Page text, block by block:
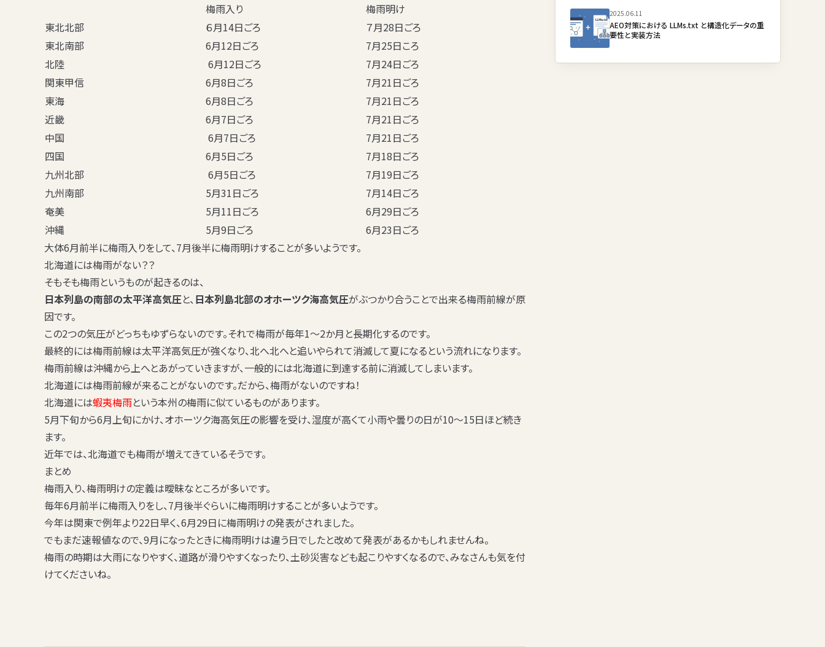
梅雨入り
梅雨明け
東北北部
６月14日ごろ
７月28日ごろ
東北南部
6月12日ごろ
7月25日ころ
北陸
6月12日ごろ
7月24日ごろ
関東甲信
6月8日ごろ
7月21日ごろ
東海
6月8日ごろ
7月21日ごろ
近畿
6月7日ごろ
7月21日ごろ
中国
6月7日ごろ
7月21日ごろ
四国
6月5日ごろ
7月18日ごろ
九州北部
6月5日ごろ
7月19日ごろ
九州南部
5月31日ごろ
7月14日ごろ
奄美
5月11日ごろ
6月29日ごろ
沖縄
5月9日ごろ
6月23日ごろ
大体6月前半に梅雨入りをして、7月後半に梅雨明けすることが多いようです。
北海道には梅雨がない？？
そもそも梅雨というものが起きるのは、
日本列島の南部の太平洋高気圧と、 日本列島北部のオホーツク海高気圧がぶつかり合うことで出来る梅雨前線が原
因です。
この2つの気圧がどっちもゆずらないのです。それで梅雨が毎年1～2か月と長期化するのです。
最終的には梅雨前線は太平洋高気圧が強くなり、北へ北へと追いやられて消滅して夏になるという流れになります。
梅雨前線は沖縄から上へとあがっていきますが、一般的には北海道に到達する前に消滅してしまいます。
北海道には梅雨前線が来ることがないのです。だから、梅雨がないのですね！
北海道には蝦夷梅雨という本州の梅雨に似ているものがあります。
5月下旬から6月上旬にかけ、オホーツク海高気圧の影響を受け、湿度が高くて小雨や曇りの日が10～15日ほど続き
ます。
近年では、北海道でも梅雨が増えてきているそうです。
まとめ
梅雨入り、梅雨明けの定義は曖昧なところが多いです。
毎年6月前半に梅雨入りをし、7月後半ぐらいに梅雨明けすることが多いようです。
今年は関東で例年より22日早く、6月29日に梅雨明けの発表がされました。
でもまだ速報値なので、9月になったときに梅雨明けは違う日でしたと改めて発表があるかもしれませんね。
梅雨の時期は大雨になりやすく、道路が滑りやすくなったり、土砂災害なども起こりやすくなるので、みなさんも気を付
けてくださいね。
2025.06.11
AEO対策における LLMs.txt と構造化データの重
要性と実装方法